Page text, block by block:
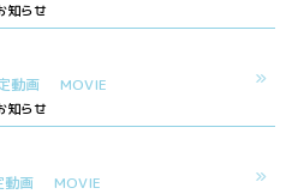
知らせ
動画 MOVIE
知らせ
画 MOVIE